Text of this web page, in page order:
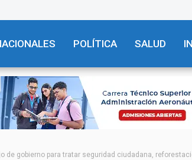
POLÍTICA SALUD
de gobierno para tratar seguridad ciudadana,